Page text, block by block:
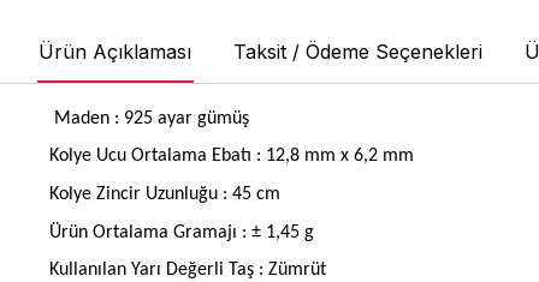
Ürün Açıklaması Taksit / Ödeme Seçenekleri
Maden : 925 ayar gümüş
Kolye Ucu Ortalama Ebatı : 12,8 mm x 6,2 mm
Kolye Zincir Uzunluğu : 45 cm
Ürün Ortalama Gramajı : ± 1,45 g
Kullanılan Yarı Değerli Taş : Zümrüt